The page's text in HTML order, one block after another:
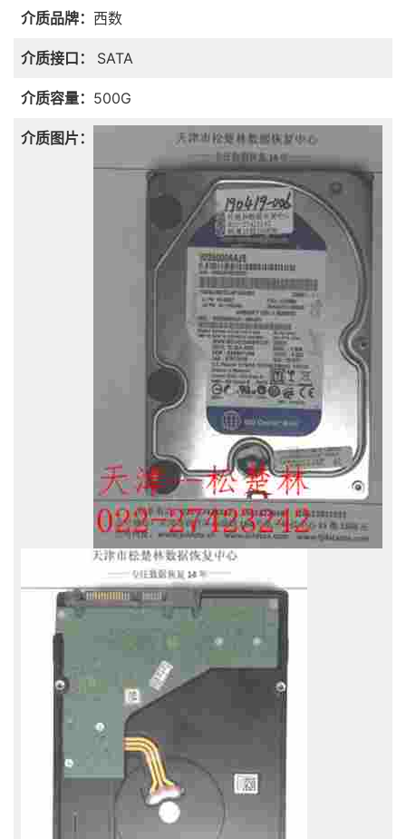
介质品牌： 西数
介质接口： SATA
介质容量： 500G
介质图片：